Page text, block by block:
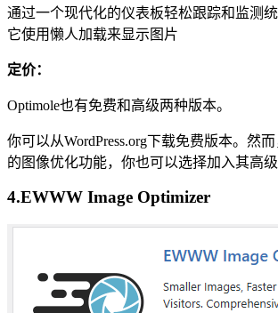
通过一个现代化的仪表板轻松跟踪和监测
它使用懒人加载来显示图片
定价：
Optimole也有免费和高级两种版本。
你可以从WordPress.org下载免费版本。然
的图像优化功能，你也可以选择加入其高级
4.EWWW Image Optimizer